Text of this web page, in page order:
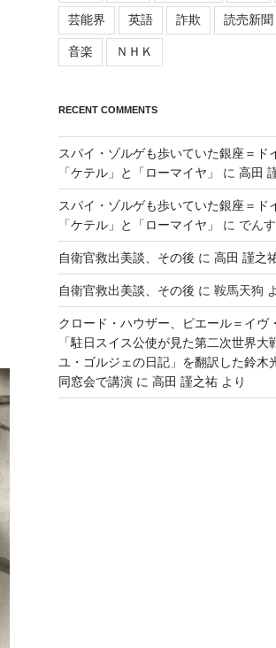
芸能界 英語 詐欺 読売新聞
音楽 ＮＨＫ
RECENT COMMENTS
スパイ・ゾルゲも歩いていた銀座＝ド
「ケテル」と「ローマイヤ」
に 高田
スパイ・ゾルゲも歩いていた銀座＝ド
「ケテル」と「ローマイヤ」
に でん
自衛官救出美談、その後 に 高田 謹之
自衛官救出美談、その後 に 鞍馬天狗
クロード・ハウザー、ピエール＝イヴ
「駐日スイス公使が見た第二次世界
ユ・ゴルジェの日記」を翻訳した鈴木
同窓会で講演に 高田 謹之祐より